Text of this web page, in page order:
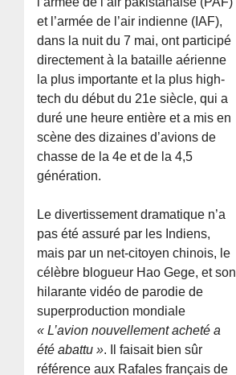
et l’armée de l’air indienne (IAF),
dans la nuit du 7 mai, ont participé
directement à la bataille aérienne
la plus importante et la plus high-
tech du début du 21e siècle, qui a
duré une heure entière et a mis en
scène des dizaines d’avions de
chasse de la 4e et de la 4,5
génération.
Le divertissement dramatique n’a
pas été assuré par les Indiens,
mais par un net-citoyen chinois, le
célèbre blogueur Hao Gege, et son
hilarante vidéo de parodie de
superproduction mondiale
« L’avion nouvellement acheté a
été abattu ». Il faisait bien sûr
référence aux Rafales français de